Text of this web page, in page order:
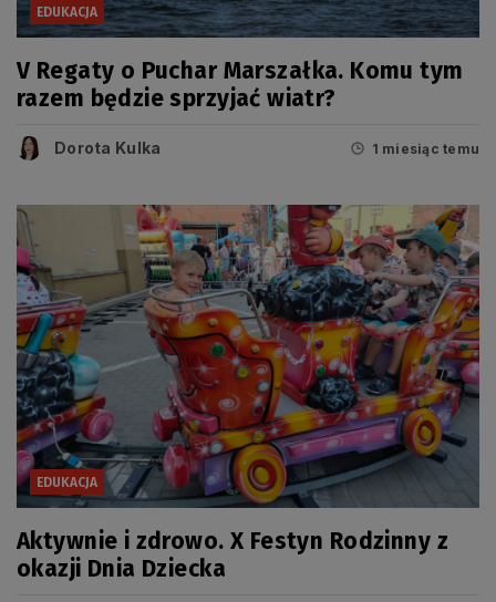
EDUKACJA
V Regaty o Puchar Marszałka. Komu tym
razem będzie sprzyjać wiatr?
Dorota Kulka 1 miesiąc temu
EDUKACJA
Aktywnie i zdrowo. X Festyn Rodzinny z
okazji Dnia Dziecka